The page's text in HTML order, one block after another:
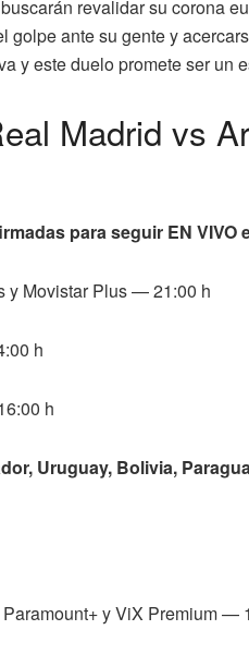
revalidar su corona
golpe ante su gente y
y este duelo promete ser un
Madrid vs
para seguir EN VIVO
y Movistar Plus — 21:00 h
h
h
Uruguay, Bolivia,
y ViX Premium —